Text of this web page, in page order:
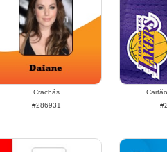
Crachás
#286931